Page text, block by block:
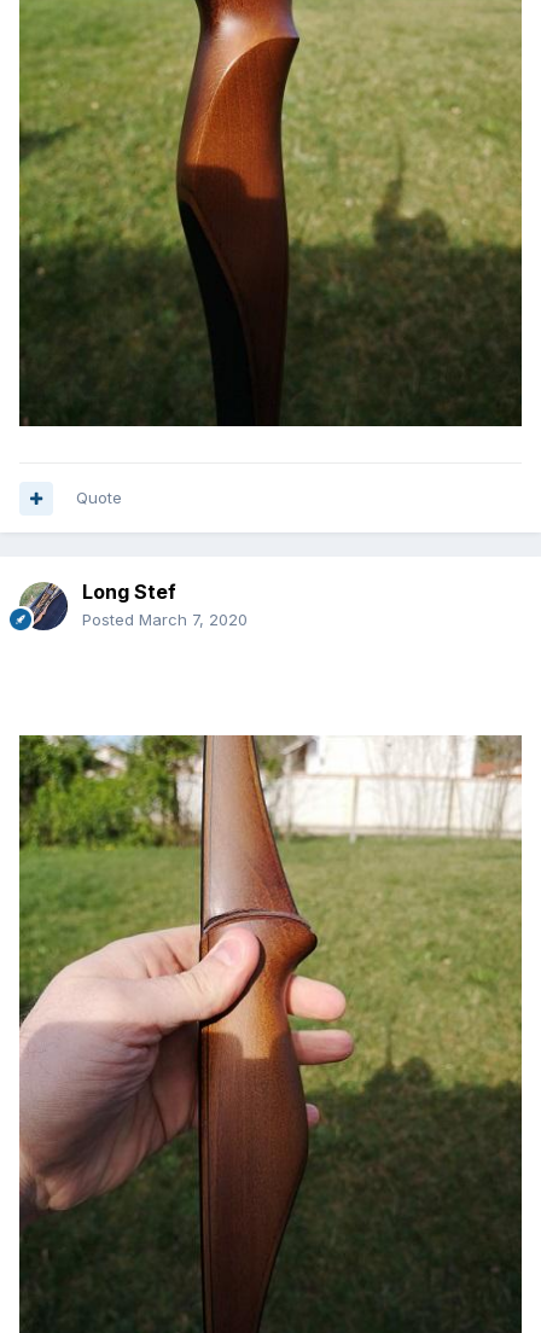
Quote
Long Stef
Posted March 7, 2020